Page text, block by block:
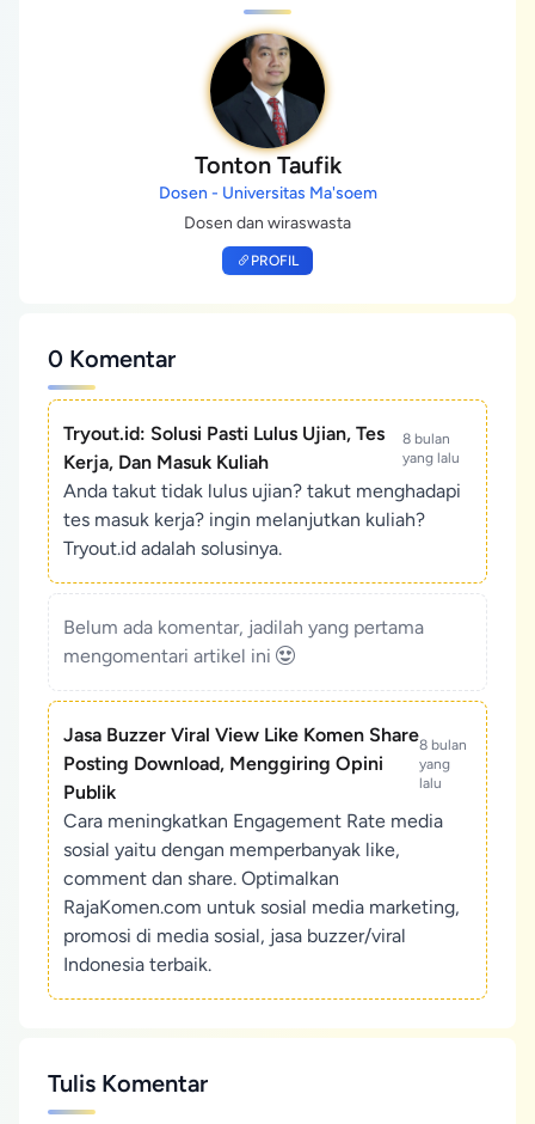
Tonton Taufik
Dosen - Universitas Ma'soem
Dosen dan wiraswasta
PROFIL
0 Komentar
Tryout.id: Solusi Pasti Lulus Ujian, Tes
Kerja, Dan Masuk Kuliah
8 bulan
yang lalu
Anda takut tidak lulus ujian? takut menghadapi
tes masuk kerja? ingin melanjutkan kuliah?
Tryout.id adalah solusinya.
Belum ada komentar, jadilah yang pertama
mengomentari artikel ini
Jasa Buzzer Viral View Like Komen Share
Posting Download, Menggiring Opini
Publik
8 bulan
yang
lalu
Cara meningkatkan Engagement Rate media
sosial yaitu dengan memperbanyak like,
comment dan share. Optimalkan
RajaKomen.com untuk sosial media marketing,
promosi di media sosial, jasa buzzer/viral
Indonesia terbaik.
Tulis Komentar